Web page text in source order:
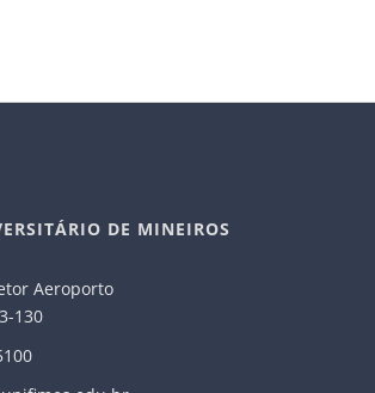
DE MINEIROS
Aeroporto
130